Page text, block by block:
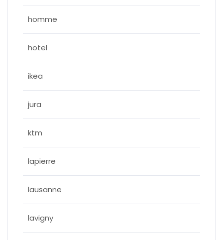
homme
hotel
ikea
jura
ktm
lapierre
lausanne
lavigny